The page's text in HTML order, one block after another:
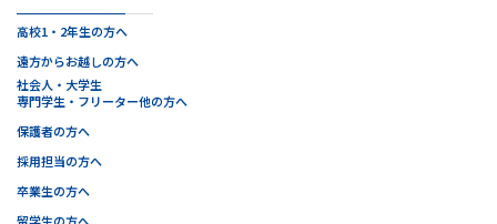
高校1・2年生の方へ
遠方からお越しの方へ
社会人・大学生
専門学生・フリーター他の方へ
保護者の方へ
採用担当の方へ
卒業生の方へ